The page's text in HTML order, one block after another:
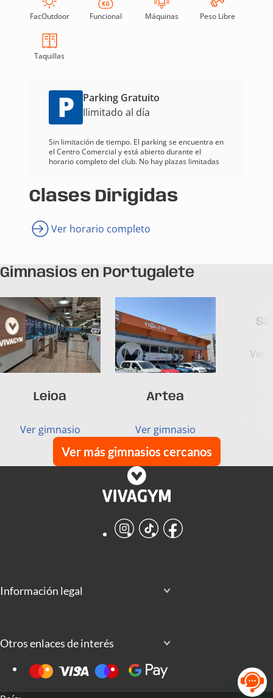
FacOutdoor Funcional Máquinas Peso Libre
Taquillas
Parking Gratuito
Ilimitado al día
Sin limitación de tiempo. El parking se encuentra en
el Centro Comercial y está abierto durante el
horario completo del club. No hay plazas limitadas
Clases Dirigidas
Ver horario completo
Gimnasios en Portugalete
Leioa
Ver gimnasio
Artea
Ver gimnasio
Ver
Ver más gimnasios cercanos
Instagram
TikTokFacebook
Información legal
Otros enlaces de interés